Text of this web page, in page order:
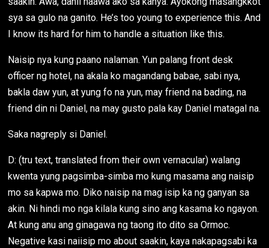
sya sa gulo na ganito. He’s too young to experience this. And
I know its hard for him to handle a situation like this.
Naisip nya kung paano nalaman. Yun palang front desk
officer ng hotel, na akala ko magandang babae, sabi nya,
bakla daw yun, at yung fo na yun, may friend na bading, na
friend din ni Daniel, na may gusto pala kay Daniel matagal na.
Saka nagreply si Daniel.
D: (tru text, translated from their own vernacular) walang
kwenta yung pagsimba-simba mo kung masama ang naisip
mo sa kapwa mo. Diko naisip na mag isip ka ng ganyan sa
akin. Ni hindi mo nga kilala kung sino ang kasama ko ngayon.
At kung anu ang ginagawa ng taong ito dito sa Ormoc.
Negative kasi naiisip mo about saakin, kaya nakapagsabi ka